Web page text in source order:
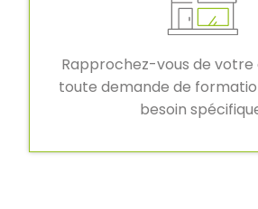
Rapprochez-vous de
toute demande de
besoin